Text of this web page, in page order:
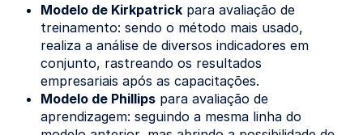
Modelo de Kirkpatrick para avaliação de
treinamento: sendo o método mais usado,
realiza a análise de diversos indicadores em
conjunto, rastreando os resultados
empresariais após as capacitações.
Modelo de Phillips para avaliação de
aprendizagem: seguindo a mesma linha do